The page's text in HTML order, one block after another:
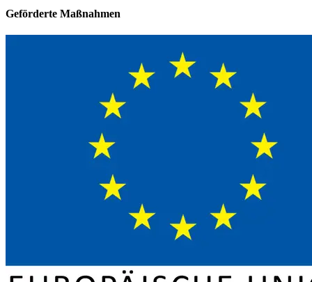
Geförderte Maßnahmen